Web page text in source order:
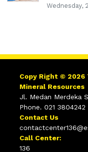
Wednesday,
Copy Right ©
Mineral Resources
Jl. Medan Merdeka
Phone. 021 3804242
Contact Us
Call Center:
136